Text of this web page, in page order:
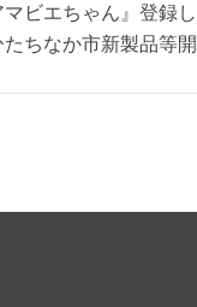
マビエちゃん』登録
たちなか市新製品等